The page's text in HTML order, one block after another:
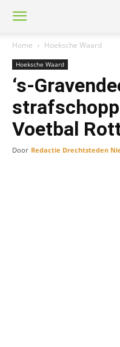
Home Hoeksche Waard
Hoeksche Waard
‘s-
Voetbal
Door Redactie Drechtsteden